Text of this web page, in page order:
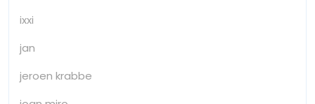
ixxi
jan
jeroen krabbe